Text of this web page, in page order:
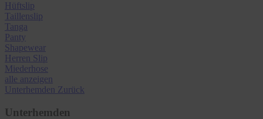
Hüftslip
Taillenslip
Tanga
Panty
Shapewear
Herren Slip
Miederhose
alle anzeigen
Unterhemden Zurück
Unterhemden